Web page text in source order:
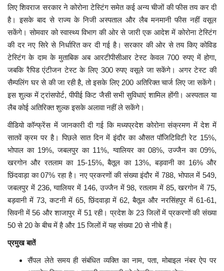
दुनिया
मध्यप्रदेश
छत्तीसगढ़
मनोरंजन
लाइफस्टाइल
खेल
ब्रेकिंग न्यूज़
व्यापार
टेक न्यूज़
लिए शिवराज सरकार ने कोरोना टेस्टिंग समेत कई अन्य चीजों की फीस तय कर दी
है। इसके बाद से राज्य के निजी अस्पताल और लैब मनमानी फीस नहीं वसूल
सकेंगे। सोमवार को स्वास्थ्य विभाग की ओर से जारी एक आदेश में कोरोना टेस्टिंग
की दर नए सिरे से निर्धारित कर दी गई है। सरकार की ओर से तय किए कोविड
टेस्टिंग के दाम के मुताबिक अब आरटीपीसीआर टेस्ट केवल 700 रुपए में होगा,
जबकि रैपिड एंटीजन टेस्ट के लिए 300 रुपए वसूले जा सकेंगे। अगर टेस्ट की
सैम्पलिंग घर से की जा रही है, तो इसके लिए 200 अतिरिक्त चार्ज लिए जा सकेंगे।
इस शुल्क में ट्रांसपोर्ट, पीपीई किट जैसी सभी सुविधाएं शामिल होंगी। अस्पताल या
लैब कोई अतिरिक्त शुल्क इसके अलावा नहीं ले सकेंगे।
वीडियो कॉन्फ्रेंस में जानकारी दी गई कि मध्यप्रदेश कोरोना संक्रमण में देश में
सातवें क्रम पर है। पिछले सात दिन में इंदौर का औसत पॉजिटिविटी रेट 15%,
भोपाल का 19%, जबलपुर का 11%, ग्वालियर का 08%, उज्जैन का 09%,
खरगोन और रतलाम का 15-15%, बैतूल का 13%, बड़वानी का 16% और
छिंदवाड़ा का 07% रहा है। नए प्रकरणों की संख्या इंदौर में 788, भोपाल में 549,
जबलपुर में 236, ग्वालियर में 146, उज्जैन में 98, रतलाम में 85, खरगोन में 75,
बड़वानी में 73, कटनी में 65, छिंदवाड़ा में 62, बैतूल और नरसिंहपुर में 61-61,
सिवनी में 56 और शाजापुर में 51 रही। प्रदेश के 23 जिलों में प्रकरणों की संख्या
50 से 20 के बीच में है और 15 जिलों में यह संख्या 20 से नीचे हैं।
प्रमुख बातें
सैंपल लेते समय ही संबंधित व्यक्ति का नाम, पता, मोबाइल नंबर ऐप पर